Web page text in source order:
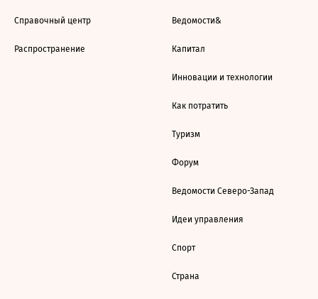
Справочный центр
Распространение
Ведомости&
Капитал
Инновации и технологии
Как потратить
Туризм
Форум
Ведомости Северо-Запад
Идеи управления
Спорт
Страна